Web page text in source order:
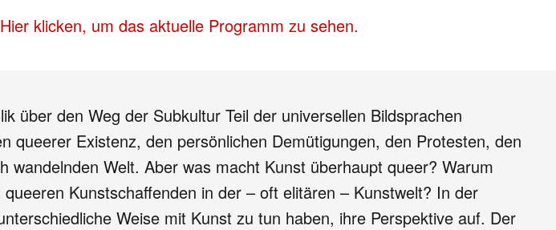
Hier klicken, um das aktuelle Programm zu sehen.
über den Weg der Subkultur Teil der universellen Bildsprachen
queerer Existenz, den persönlichen Demütigungen, den Protesten, den
Welt. Aber was macht Kunst überhaupt queer? Warum
Kunstschaffenden in der – oft elitären – Kunstwelt? In der
Weise mit Kunst zu tun haben, ihre Perspektive auf. Der